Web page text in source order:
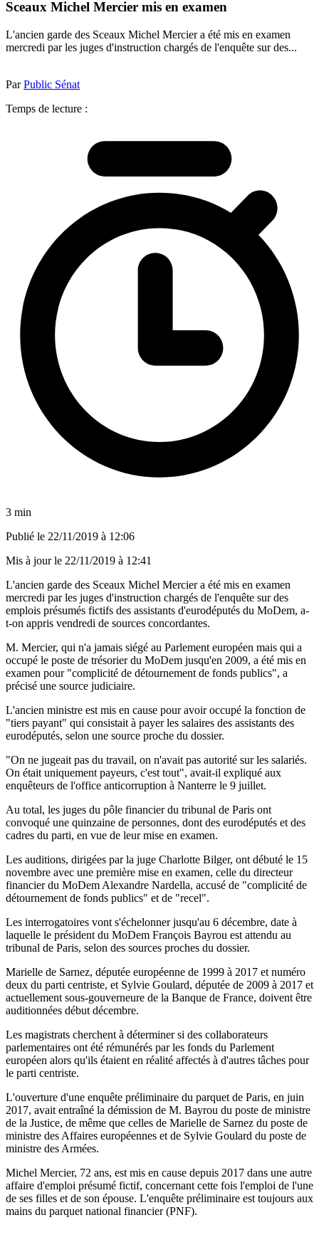
Sceaux Michel Mercier mis en examen
L'ancien garde des Sceaux Michel Mercier a été mis en examen
mercredi par les juges d'instruction chargés de l'enquête sur des...
ParPublic Sénat
Temps de lecture :
3 min
Publié le 22/11/2019 à 12:06
Mis à jour le 22/11/2019 à 12:41
L'ancien garde des Sceaux Michel Mercier a été mis en examen
mercredi par les juges d'instruction chargés de l'enquête sur des
emplois présumés fictifs des assistants d'eurodéputés du MoDem, a-
t-on appris vendredi de sources concordantes.
M. Mercier, qui n'a jamais siégé au Parlement européen mais qui a
occupé le poste de trésorier du MoDem jusqu'en 2009, a été mis en
examen pour "complicité de détournement de fonds publics", a
précisé une source judiciaire.
L'ancien ministre est mis en cause pour avoir occupé la fonction de
"tiers payant" qui consistait à payer les salaires des assistants des
eurodéputés, selon une source proche du dossier.
"On ne jugeait pas du travail, on n'avait pas autorité sur les salariés.
On était uniquement payeurs, c'est tout", avait-il expliqué aux
enquêteurs de l'office anticorruption à Nanterre le 9 juillet.
Au total, les juges du pôle financier du tribunal de Paris ont
convoqué une quinzaine de personnes, dont des eurodéputés et des
cadres du parti, en vue de leur mise en examen.
Les auditions, dirigées par la juge Charlotte Bilger, ont débuté le 15
novembre avec une première mise en examen, celle du directeur
financier du MoDem Alexandre Nardella, accusé de "complicité de
détournement de fonds publics" et de "recel".
Les interrogatoires vont s'échelonner jusqu'au 6 décembre, date à
laquelle le président du MoDem François Bayrou est attendu au
tribunal de Paris, selon des sources proches du dossier.
Marielle de Sarnez, députée européenne de 1999 à 2017 et numéro
deux du parti centriste, et Sylvie Goulard, députée de 2009 à 2017 et
actuellement sous-gouverneure de la Banque de France, doivent être
auditionnées début décembre.
Les magistrats cherchent à déterminer si des collaborateurs
parlementaires ont été rémunérés par les fonds du Parlement
européen alors qu'ils étaient en réalité affectés à d'autres tâches pour
le parti centriste.
L'ouverture d'une enquête préliminaire du parquet de Paris, en juin
2017, avait entraîné la démission de M. Bayrou du poste de ministre
de la Justice, de même que celles de Marielle de Sarnez du poste de
ministre des Affaires européennes et de Sylvie Goulard du poste de
ministre des Armées.
Michel Mercier, 72 ans, est mis en cause depuis 2017 dans une autre
affaire d'emploi présumé fictif, concernant cette fois l'emploi de l'une
de ses filles et de son épouse. L'enquête préliminaire est toujours aux
mains du parquet national financier (PNF).